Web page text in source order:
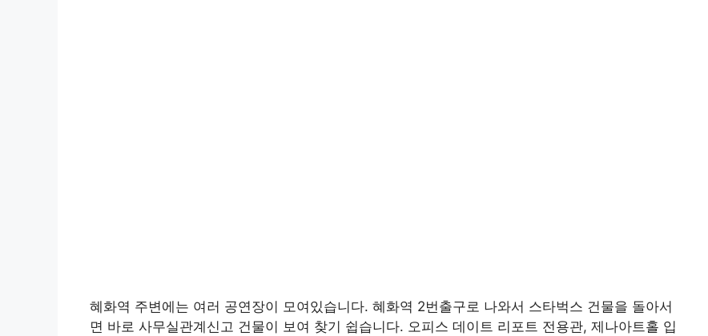
혜화역 주변에는 여러 공연장이 모여있습니다. 혜화역 2번출구로 나와서 스타벅스 건물을 돌아서
면 바로 사무실관계신고 건물이 보여 찾기 쉽습니다. 오피스 데이트 리포트 전용관, 제나아트홀 입